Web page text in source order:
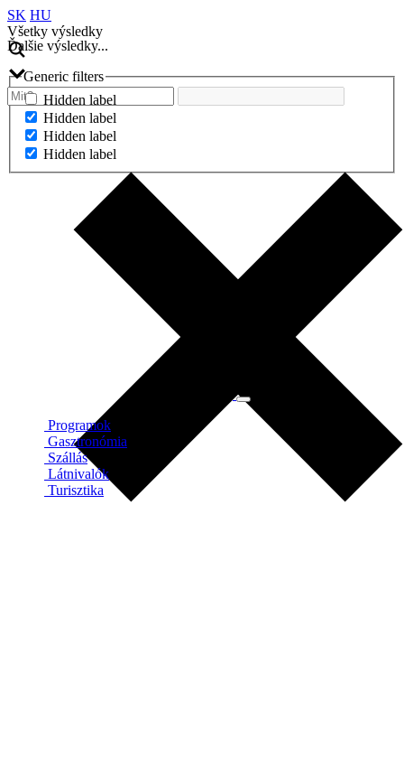
SK HU
Všetky výsledky
Ďalšie výsledky...
Generic filters
Hidden label
Hidden label
Hidden label
Hidden label
Programok
Gasztronómia
Szállás
Látnivalók
Turisztika